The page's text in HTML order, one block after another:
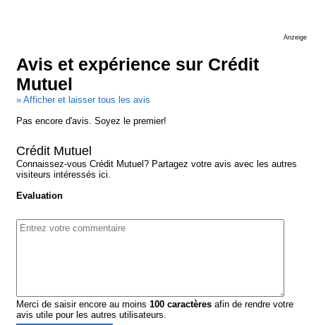
Anzeige
Avis et expérience sur Crédit
Mutuel
» Afficher et laisser tous les avis
Pas encore d'avis. Soyez le premier!
Crédit Mutuel
Connaissez-vous Crédit Mutuel? Partagez votre avis avec les autres
visiteurs intéressés ici.
Evaluation
Merci de saisir encore au moins100 caractères afin de rendre votre
avis utile pour les autres utilisateurs.